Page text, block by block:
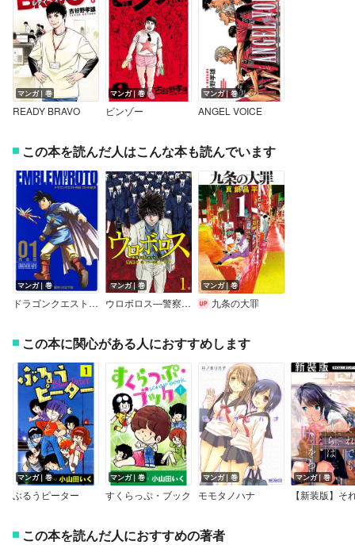
マンガ｜巻
READY BRAVO
マンガ｜巻
ビンゾー
マンガ｜巻
ANGEL VOICE
この本を読んだ人はこんな本も読んでいます
マンガ｜巻
ドラゴンクエスト列伝 ロトの紋章 完全版
マンガ｜巻
ウロボロス―警察ヲ裁クハ我ニアリ―
マンガ｜巻
九条の大罪
この本に関心がある人におすすめします
マンガ｜巻
ぶるうピーター
マンガ｜巻
すくらっぷ・ブック
マンガ｜巻
モモタノハナ
マンガ｜巻
この本を読んだ人におすすめの著者